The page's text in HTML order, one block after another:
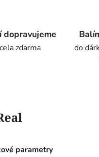
dopravujeme
zdarma
do
parametry